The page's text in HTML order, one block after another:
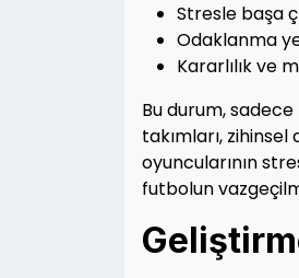
Stresle başa
Odaklanma
Kararlılık ve
Bu durum,
takımları,
oyuncularının
futbolun